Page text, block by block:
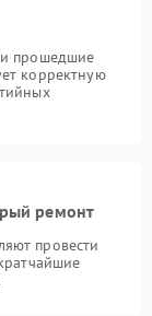
и прошедшие
корректную
ремонт
провести